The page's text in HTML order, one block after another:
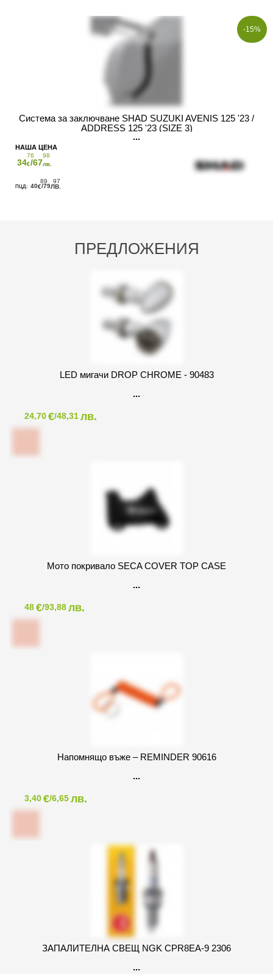
ПРЕДЛОЖЕНИЯ
LED мигачи DROP CHROME - 90483
24,70€/48,31лв.
Мото покривало SECA COVER TOP CASE
48€/93,88лв.
Напомнящо въже – REMINDER 90616
3,40€/6,65лв.
ЗАПАЛИТЕЛНА СВЕЩ NGK CPR8EA-9 2306
-15%
Система за заключване SHAD SUZUKI AVENIS 125 '23 /
ADDRESS 125 '23 (SIZE 3)
34
76
€/67
98
лв.
40
89
€/79
97
ЛВ.